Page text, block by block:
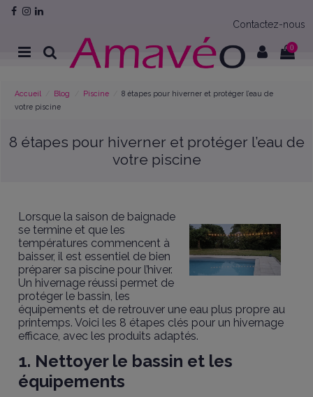
Contactez-nous
0
Accueil Blog Piscine
8 étapes pour hiverner et protéger l’eau de
votre piscine
8 étapes pour hiverner et protéger l’eau de
votre piscine
Lorsque la saison de baignade
se termine et que les
températures commencent à
baisser, il est essentiel de bien
préparer sa piscine pour l’hiver.
Un hivernage réussi permet de
protéger le bassin, les
équipements et de retrouver une eau plus propre au
printemps. Voici les 8 étapes clés pour un hivernage
efficace, avec les produits adaptés.
1. Nettoyer le bassin et les
équipements